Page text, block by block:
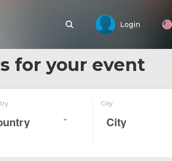
Login
for your event
City
City